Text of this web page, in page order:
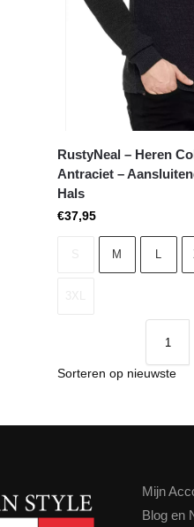
RustyNeal – Heren
Antraciet –
Hals
€37,95
M L
Mijn
Blog en